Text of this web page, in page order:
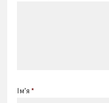
Ім’я *